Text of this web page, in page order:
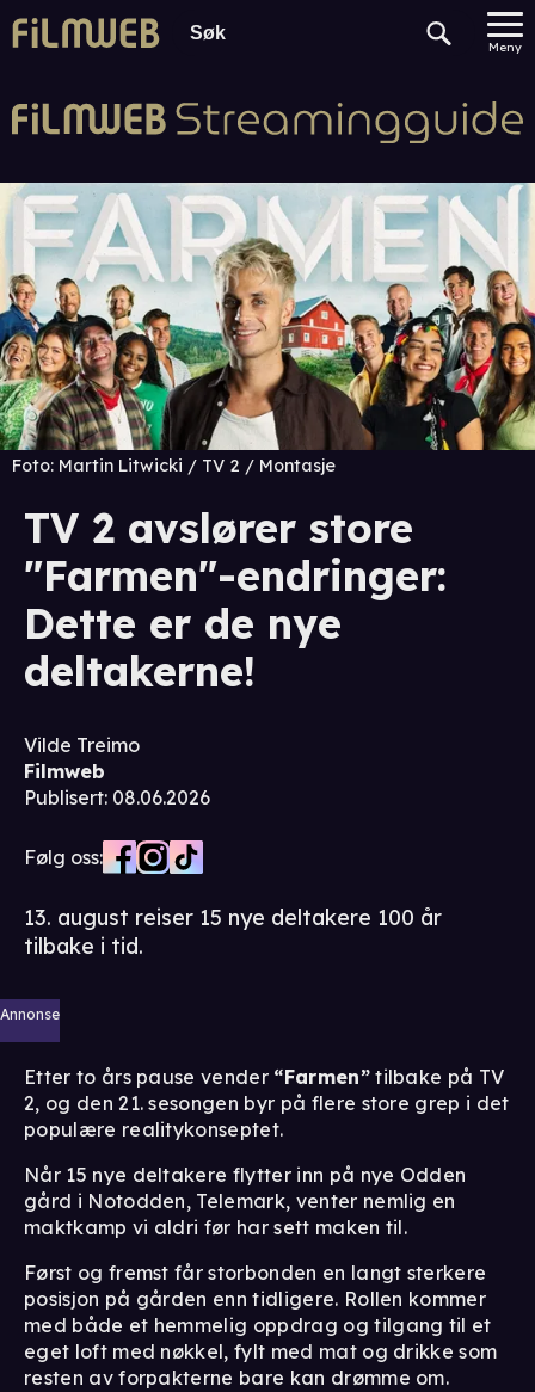
Meny
Foto: Martin Litwicki / TV 2 / Montasje
TV 2 avslører store
"Farmen"-endringer:
Dette er de nye
deltakerne!
Vilde Treimo
Filmweb
Publisert: 08.06.2026
Følg oss:
13. august reiser 15 nye deltakere 100 år
tilbake i tid.
Annonse
Etter to års pause vender “Farmen”tilbake på TV
2, og den 21. sesongen byr på flere store grep i det
populære realitykonseptet.
Når 15 nye deltakere flytter inn på nye Odden
gård i Notodden, Telemark, venter nemlig en
maktkamp vi aldri før har sett maken til.
Først og fremst får storbonden en langt sterkere
posisjon på gården enn tidligere. Rollen kommer
med både et hemmelig oppdrag og tilgang til et
eget loft med nøkkel, fylt med mat og drikke som
resten av forpakterne bare kan drømme om.